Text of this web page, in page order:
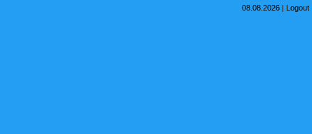
08.08.2026 | Logout